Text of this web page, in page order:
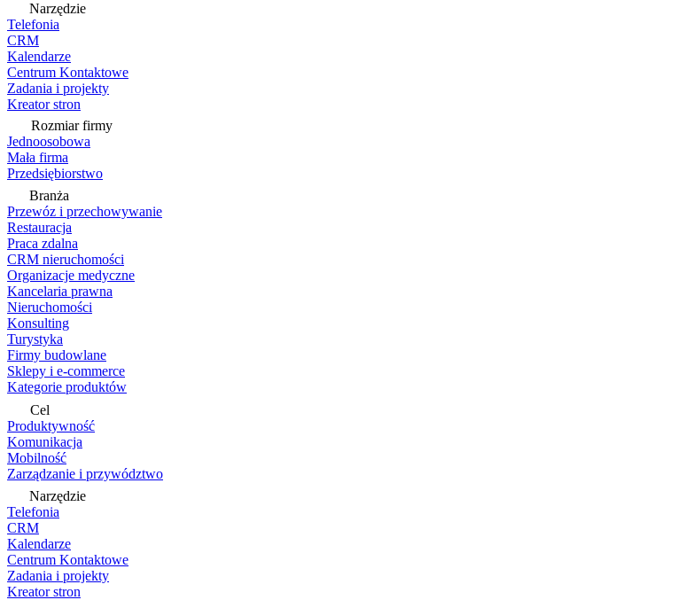
Narzędzie
Telefonia
CRM
Kalendarze
Centrum Kontaktowe
Zadania i projekty
Kreator stron
Rozmiar firmy
Jednoosobowa
Mała firma
Przedsiębiorstwo
Branża
Przewóz i przechowywanie
Restauracja
Praca zdalna
CRM nieruchomości
Organizacje medyczne
Kancelaria prawna
Nieruchomości
Konsulting
Turystyka
Firmy budowlane
Sklepy i e-commerce
Kategorie produktów
Cel
Produktywność
Komunikacja
Mobilność
Zarządzanie i przywództwo
Narzędzie
Telefonia
CRM
Kalendarze
Centrum Kontaktowe
Zadania i projekty
Kreator stron